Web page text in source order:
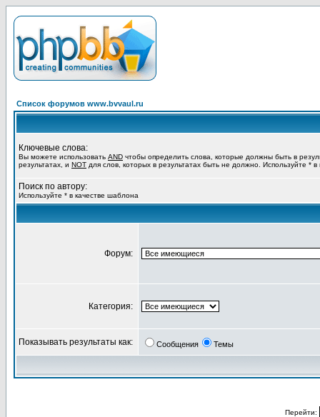
Список форумов www.bvvaul.ru
Ключевые слова:
Вы можете использовать AND чтобы определить слова, которые должны быть в
результатах, и NOT для слов, которых в результатах быть не должно. Используйте *
Поиск по автору:
Используйте * в качестве шаблона
Форум:
Категория:
Показывать результаты как: Сообщения Темы
Перейти: